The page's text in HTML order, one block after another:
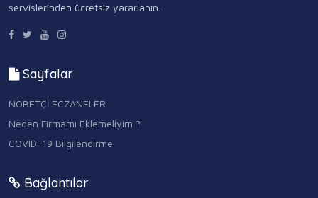
servislerinden ücretsiz yararlanın.
Sayfalar
NÖBETÇİ ECZANELER
Neden Firmamı Eklemeliyim ?
COVID-19 Bilgilendirme
Bağlantılar